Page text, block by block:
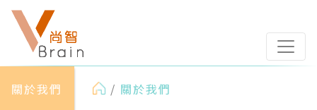
關於我們 / 關於我們